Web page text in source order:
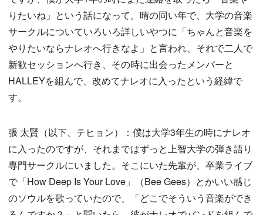
りたいね」という話になって。晴の同い年で、大学の音楽
サークルについていろいろ詳しいやつに「ちゃんと音楽を
やりたいならナレオへ行きなよ」と言われ、それで二人で
新歓セッションへ行き、その時に出会ったメンバーと
HALLEYを組んで、改めてナレオに入ったという経緯で
す。
張 太賢（以下、テヒョン）：僕は大学3年生の時にナレオ
に入ったのですが、それまではずっと上智大学の弾き語り
専門サークルにいました。そこにいた先輩が、卒業ライブ
で「How Deep Is Your Love」（Bee Gees）とかいい感じ
のソウルを歌っていたので、「どこでそういう音楽ができ